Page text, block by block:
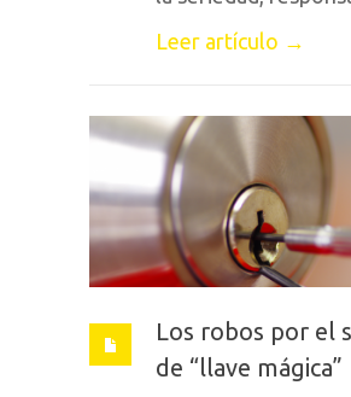
Leer artículo →
Los robos por el
de “llave mágica”